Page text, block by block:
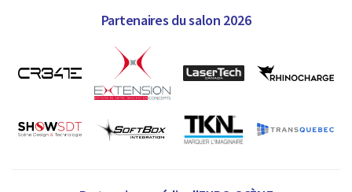
Partenaires du salon 2026